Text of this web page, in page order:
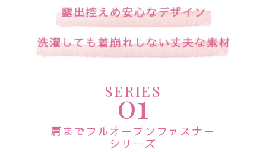
SERIES
01
肩までフルオープンファスナー
シリーズ